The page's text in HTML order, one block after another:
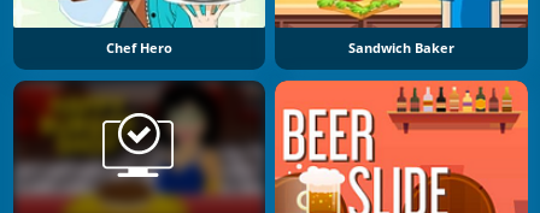
Chef Hero Sandwich Baker